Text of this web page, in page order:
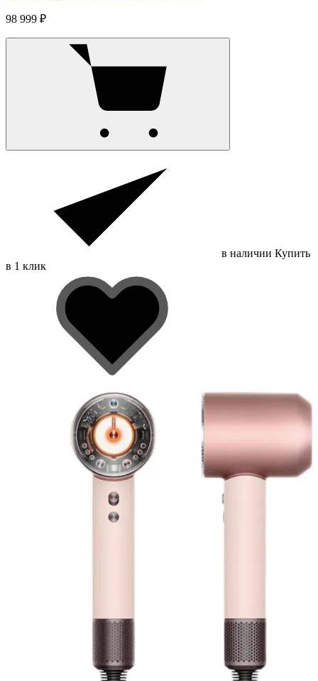
98 999 ₽
в наличии Купить
в 1 клик